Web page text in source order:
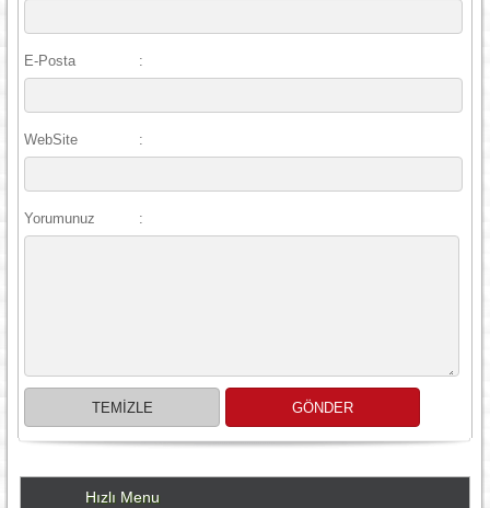
E-Posta :
WebSite :
Yorumunuz :
Hızlı Menu